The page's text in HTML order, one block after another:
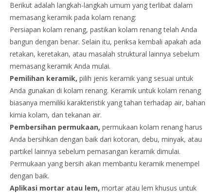
Berikut adalah langkah-langkah umum yang terlibat dalam
memasang keramik pada kolam renang:
Persiapan kolam renang, pastikan kolam renang telah Anda
bangun dengan benar. Selain itu, periksa kembali apakah ada
retakan, keretakan, atau masalah struktural lainnya sebelum
memasang keramik Anda mulai.
Pemilihan keramik, pilih jenis keramik yang sesuai untuk
Anda gunakan di kolam renang. Keramik untuk kolam renang
biasanya memiliki karakteristik yang tahan terhadap air, bahan
kimia kolam, dan tekanan air.
Pembersihan permukaan, permukaan kolam renang harus
Anda bersihkan dengan baik dari kotoran, debu, minyak, atau
partikel lainnya sebelum pemasangan keramik dimulai.
Permukaan yang bersih akan membantu keramik menempel
dengan baik.
Aplikasi mortar atau lem, mortar atau lem khusus untuk